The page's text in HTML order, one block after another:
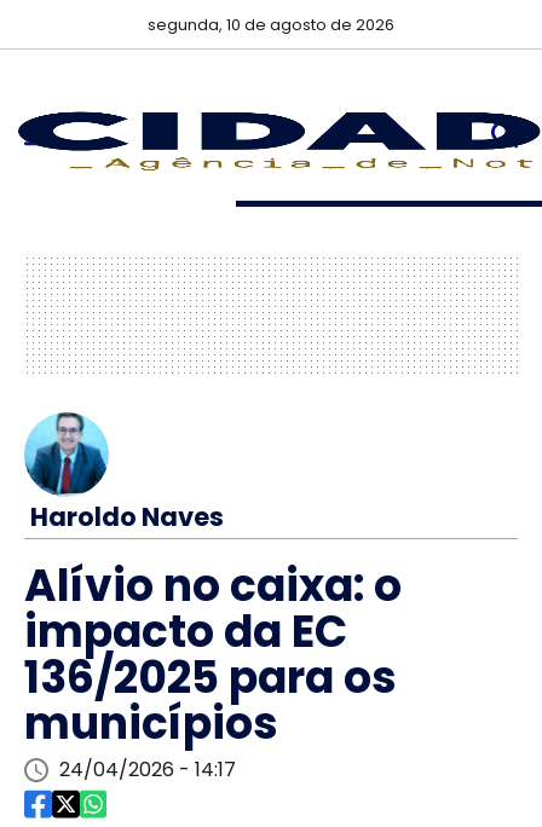
segunda, 10 de agosto de 2026
Haroldo Naves
Alívio no caixa: o
impacto da EC
136/2025 para os
municípios
24/04/2026 - 14:17